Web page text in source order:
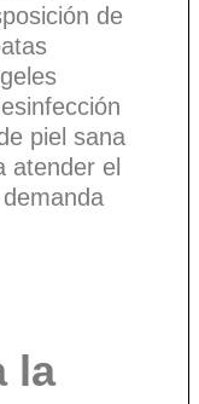
de
piel sana
atender el
la